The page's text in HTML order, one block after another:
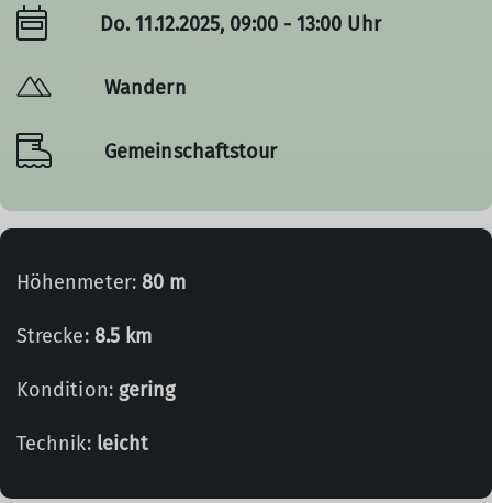
Do. 11.12.2025, 09:00 - 13:00 Uhr
Wandern
Gemeinschaftstour
Höhenmeter: 80 m
Strecke: 8.5 km
Kondition: gering
Technik: leicht